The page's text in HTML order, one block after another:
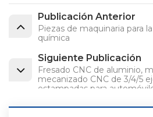
Publicación Anterior
Piezas de maquinaria para
química
Siguiente Publicación
Fresado CNC de aluminio,
mecanizado CNC de 3/4/5
estampadas para